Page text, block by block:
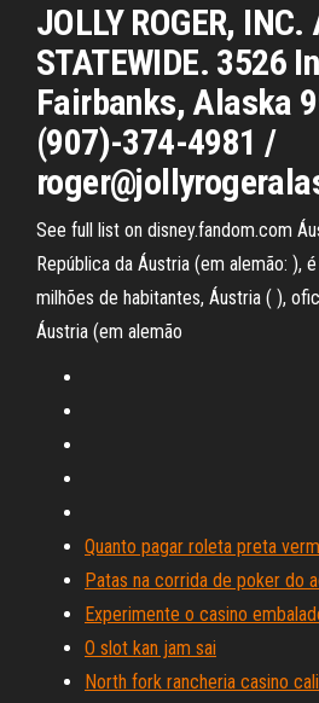
JOLLY ROGER, INC.
STATEWIDE. 3526
Fairbanks, Alaska
(907)-374-4981 /
See full list on disney.fandom.com
República da Áustria (em alemão: ),
milhões de habitantes, Áustria ( ),
Áustria (em alemão
Quanto pagar roleta preta
Patas na corrida de poker do
Experimente o casino
O slot kan jam sai
North fork rancheria casino